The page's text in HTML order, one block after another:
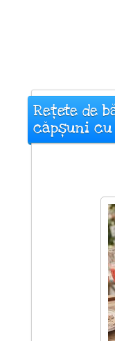
Rețete de
căpșuni cu